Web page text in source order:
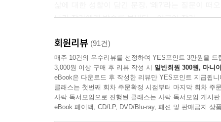
나간 작가에게 박수를 보낸다. _이금이 작가
이 작품이 보여 준 선의는 믿음직스러웠다. 우
있는지를 알게 한다. _송수연 아동청소년문학평론
마지막 장을 덮었을 때 손에 남은 온기가 가장 사
_드라마 〈그해 우리는〉 이나은 작가
회원리뷰 (91건)
매주 10건의 우수리뷰를 선정하여 YES포인트 3만원을 드
3,000원 이상 구매 후 리뷰 작성 시 일반회원 300원, 마니
eBook은 다운로드 후 작성한 리뷰만 YES포인트 지급됩니
클래스는 첫번째 회차 주문확정 시점부터 마지막 회차 주
사락 독서모임으로 진행된 클래스는 사락 독서모임 게시
eBook 페이백, CD/LP, DVD/Blu-ray, 패션 및 판매금지 상